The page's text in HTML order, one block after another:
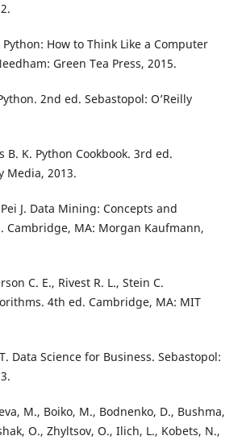
Python: How to Think Like a Computer
Green Tea Press, 2015.
2nd ed. Sebastopol: O’Reilly
B. K. Python Cookbook. 3rd ed.
Media, 2013.
J. Data Mining: Concepts and
Cambridge, MA: Morgan Kaufmann,
C. E., Rivest R. L., Stein C.
4th ed. Cambridge, MA: MIT
Data Science for Business. Sebastopol:
M., Boiko, M., Bodnenko, D., Bushma,
O., Zhyltsov, O., Ilich, L., Kobets, N.,